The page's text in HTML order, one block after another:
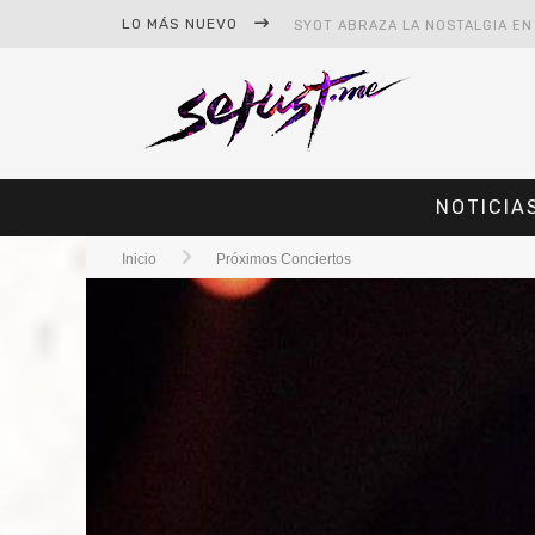
LO MÁS NUEVO
#CINE – STAR WARS: THE
#CINE – SPIDER-MAN: UN
Inicio Próximos Conciertos